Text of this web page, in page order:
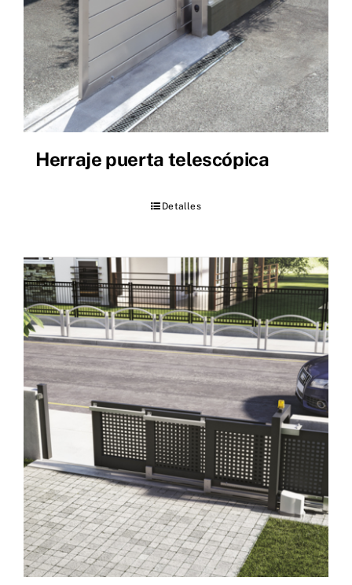
Herraje puerta telescópica
Detalles